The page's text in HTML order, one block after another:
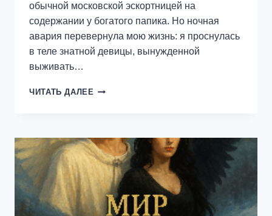
обычной московской эскортницей на
содержании у богатого папика. Но ночная
авария перевернула мою жизнь: я проснулась
в теле знатной девицы, вынужденной
выживать…
ЧИТАТЬ ДАЛЕЕ ИЗ
—
ОЛЬГА
ЛИ